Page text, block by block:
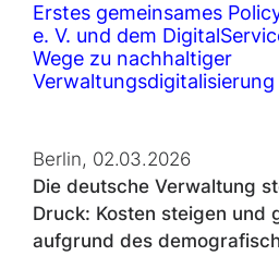
Erstes gemeinsames
e. V. und dem
Wege zu nachhaltiger
Verwaltungsdigitalisierung
Berlin, 02.03.2026
Die deutsche Verwaltung
Druck: Kosten steigen und
aufgrund des